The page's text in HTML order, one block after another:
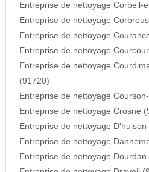
Entreprise de nettoyage Corbeil-
Entreprise de nettoyage
Entreprise de nettoyage
Entreprise de nettoyage
Entreprise de nettoyage
(91720)
Entreprise de nettoyage
Entreprise de nettoyage Crosne
Entreprise de nettoyage
Entreprise de nettoyage
Entreprise de nettoyage Dourdan